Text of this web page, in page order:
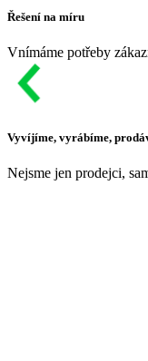
Řešení na míru
Vnímáme potřeby
Vyvíjíme, vyrábíme,
Nejsme jen prodejci,